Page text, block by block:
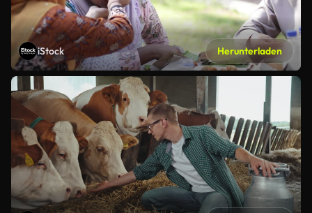
iStock Herunterladen